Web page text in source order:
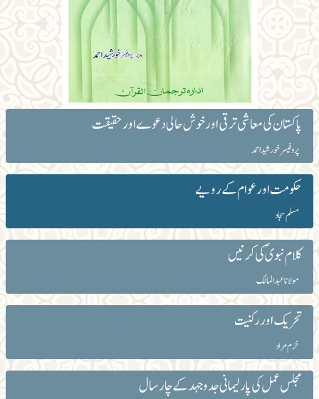
پاکستان کی معاشی ترقی اور خوش حالی دعوے اور حقیقت
پروفیسر خورشید احمد
حکومت اور عوام کے رویے
مسلم سجاد
کلام نبویؐ کی کرنیں
مولانا عبد المالک
تحریک اور رکنیت
خرم مراد
مجلس عمل کی پارلیمانی جدوجہد کے چارسال